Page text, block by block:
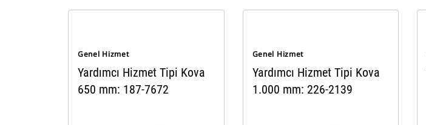
Genel Hizmet
Yardımcı Hizmet Tipi Kova
650 mm: 187-7672
Genel Hizmet
Yardımcı Hizmet Tipi Kova
1.000 mm: 226-2139